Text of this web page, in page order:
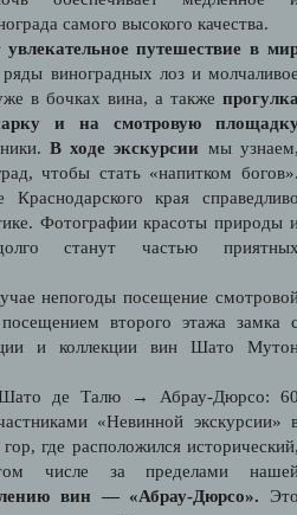
самого высокого качества.
путешествие в
виноградных лоз и
в бочках вина, а также
и на смотровую
В ходе экскурсии мы
чтобы стать «напитком
края
Фотографии красоты природы
станут частью
непогоды посещение
второго этажа замка
и коллекции вин Шато
де Талю →
Абрау-Дюрсо:
«Невинной экскурсии»
где расположился
числе за пределами
вин — «Абрау-Дюрсо».